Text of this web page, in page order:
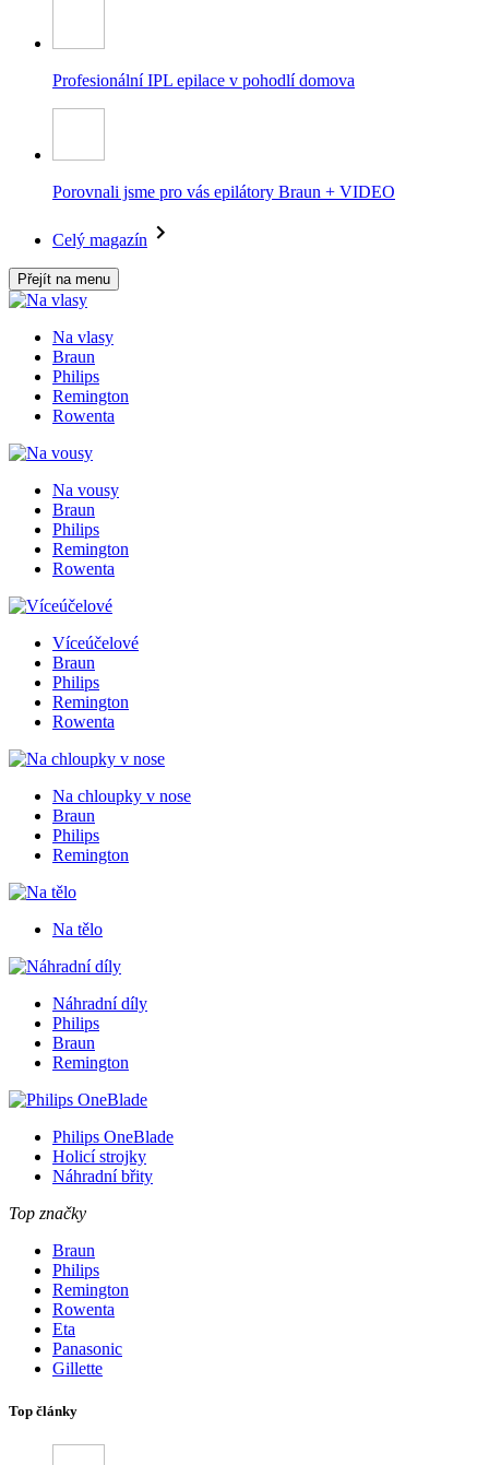
Profesionální IPL epilace v pohodlí domova
Porovnali jsme pro vás epilátory Braun + VIDEO
Celý magazín
Přejít na menu
Na vlasy
Braun
Philips
Remington
Rowenta
Na vousy
Braun
Philips
Remington
Rowenta
Víceúčelové
Braun
Philips
Remington
Rowenta
Na chloupky v nose
Braun
Philips
Remington
Na tělo
Náhradní díly
Philips
Braun
Remington
Philips OneBlade
Holicí strojky
Náhradní břity
Top značky
Braun
Philips
Remington
Rowenta
Eta
Panasonic
Gillette
Top články